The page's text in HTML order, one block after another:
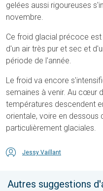
gelées aussi rigoureuses
novembre.
Ce froid glacial précoce
d'un air très pur et sec et
période de l'année.
Le froid va encore
semaines à venir. Au cœur
températures descendent
orientale, voire en dessous
particulièrement glaciales.
Jessy Vaillant
Autres suggestions